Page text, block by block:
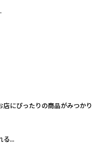
店にぴったりの商品がみつかり
る...